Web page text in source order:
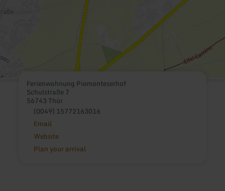
Ferienwohnung Piemonteserhof
Schulstraße 7
56743 Thür
(0049) 15772163016
Email
Website
Plan your arrival